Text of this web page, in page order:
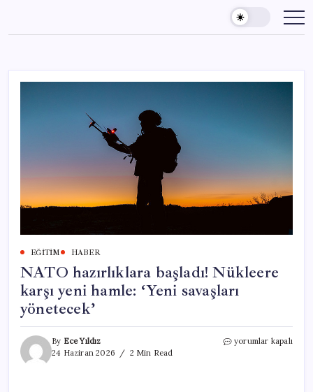
content
EĞITIM HABER
NATO hazırlıklara başladı! Nükleere
karşı yeni hamle: ‘Yeni savaşları
yönetecek’
By Ece Yıldız
24 Haziran 2026
2 Min Read
NATO
yorumlar kapalı